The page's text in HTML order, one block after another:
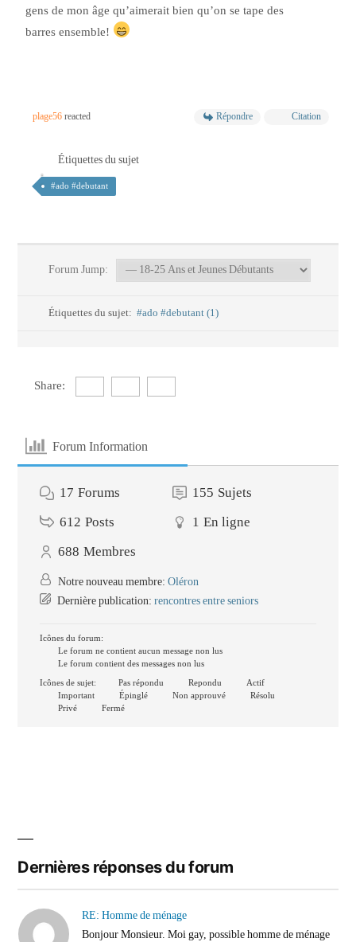
gens de mon âge qu’aimerait bien qu’on se tape des
barres ensemble!
plage56 reacted Répondre Citation
Étiquettes du sujet
#ado #debutant
Forum Jump:
Étiquettes du sujet:#ado #debutant (1)
Share:
Forum Information
17 Forums 155 Sujets
612 Posts 1 En ligne
688 Membres
Notre nouveau membre: Oléron
Dernière publication: rencontres entre seniors
Icônes du forum:
Le forum ne contient aucun message non lus
Le forum contient des messages non lus
Icônes de sujet:
Pas répondu Repondu
Actif
Important
Épinglé Non approuvé
Résolu
Privé
Fermé
Dernières réponses du forum
RE: Homme de ménage
Bonjour Monsieur. Moi gay, possible homme de ménage